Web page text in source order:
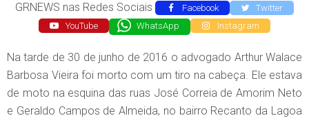
GRNEWS nas Redes Sociais Facebook
Twitter
YouTube
WhatsApp Instagram
Na tarde de 30 de junho de 2016 o advogado Arthur Walace
Barbosa Vieira foi morto com um tiro na cabeça. Ele estava
de moto na esquina das ruas José Correia de Amorim Neto
e Geraldo Campos de Almeida, no bairro Recanto da Lagoa